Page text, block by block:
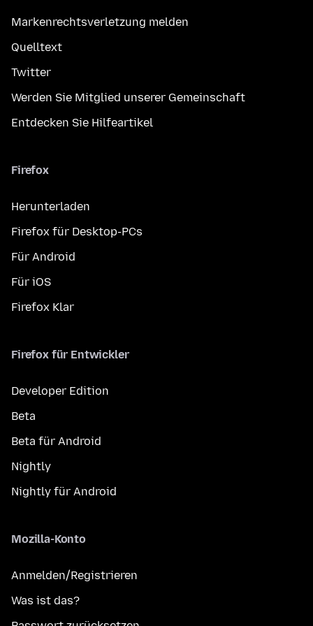
Markenrechtsverletzung melden
Quelltext
Twitter
Werden Sie Mitglied unserer Gemeinschaft
Entdecken Sie Hilfeartikel
Firefox
Herunterladen
Firefox für Desktop-PCs
Für Android
Für iOS
Firefox Klar
Firefox für Entwickler
Developer Edition
Beta
Beta für Android
Nightly
Nightly für Android
Mozilla-Konto
Anmelden/Registrieren
Was ist das?